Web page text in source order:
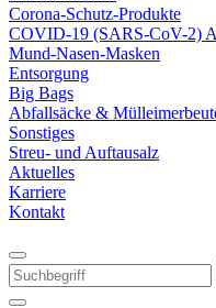
Corona-Schutz-Produkte
COVID-19 (SARS-CoV-2)
Mund-Nasen-Masken
Entsorgung
Big Bags
Abfallsäcke &
Sonstiges
Streu- und Auftausalz
Aktuelles
Karriere
Kontakt